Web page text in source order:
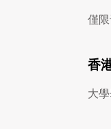
僅
香
大